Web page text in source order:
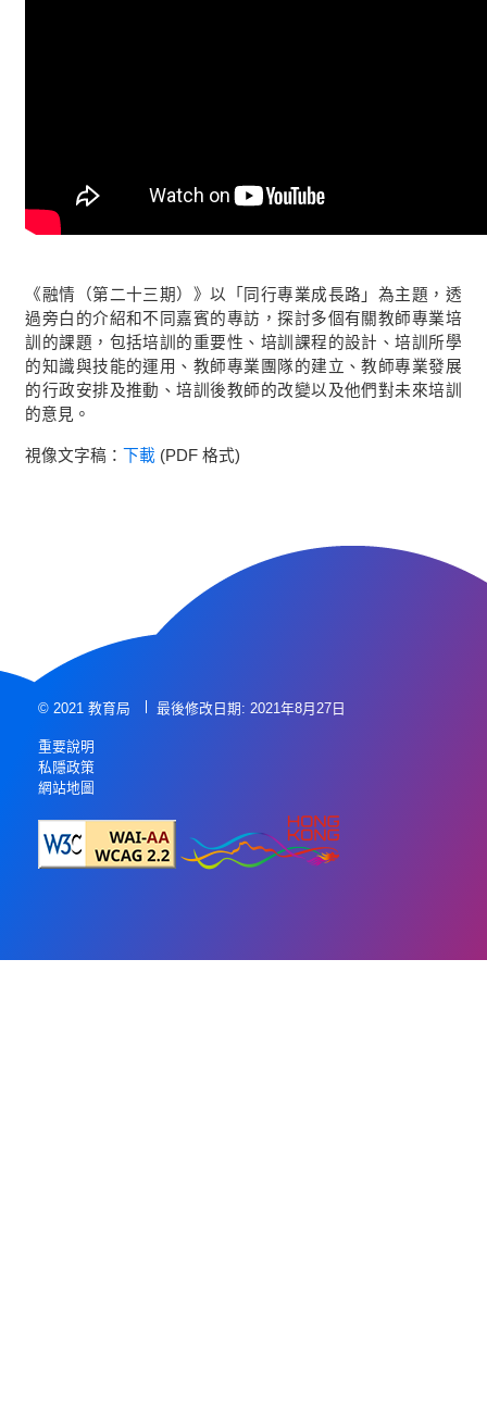
《融情（第二十三期）》以「同行專業成長路」為主題，透
過旁白的介紹和不同嘉賓的專訪，探討多個有關教師專業培
訓的課題，包括培訓的重要性、培訓課程的設計、培訓所學
的知識與技能的運用、教師專業團隊的建立、教師專業發展
的行政安排及推動、培訓後教師的改變以及他們對未來培訓
的意見。
視像文字稿： 下載 (PDF 格式)
© 2021 教育局 最後修改日期: 2021年8月27日
重要說明
私隱政策
網站地圖